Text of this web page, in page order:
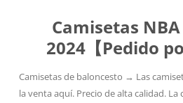
Camisetas
2024【Pedido
Camisetas de baloncesto → Las
la venta aquí. Precio de alta calidad. La